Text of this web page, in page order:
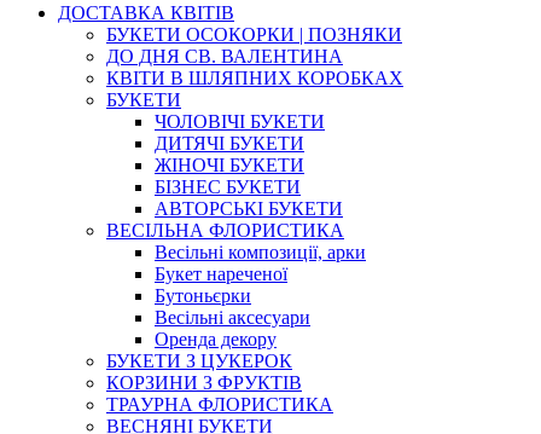
ДОСТАВКА КВІТІВ
БУКЕТИ ОСОКОРКИ | ПОЗНЯКИ
ДО ДНЯ СВ. ВАЛЕНТИНА
КВІТИ В ШЛЯПНИХ КОРОБКАХ
БУКЕТИ
ЧОЛОВІЧІ БУКЕТИ
ДИТЯЧІ БУКЕТИ
ЖІНОЧІ БУКЕТИ
БІЗНЕС БУКЕТИ
АВТОРСЬКІ БУКЕТИ
ВЕСІЛЬНА ФЛОРИСТИКА
Весільні композиції, арки
Букет нареченої
Бутоньєрки
Весільні аксесуари
Оренда декору
БУКЕТИ З ЦУКЕРОК
КОРЗИНИ З ФРУКТІВ
ТРАУРНА ФЛОРИСТИКА
ВЕСНЯНІ БУКЕТИ